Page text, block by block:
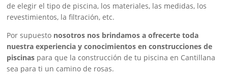
de elegir el tipo de piscina, los materiales, las medidas, los
revestimientos, la filtración, etc.
Por supuesto nosotros nos brindamos a ofrecerte toda
nuestra experiencia y conocimientos en construcciones de
piscinas para que la construcción de tu piscina en Cantillana
sea para ti un camino de rosas.